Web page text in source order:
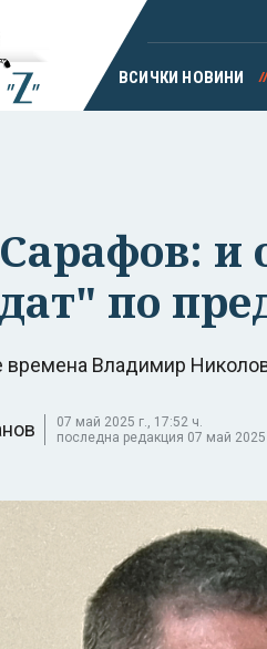
ВСИЧКИ НОВИНИ
и
по
времена Владимир
07 май 2025 г., 17:52 ч.
последна редакция 07 май 2025